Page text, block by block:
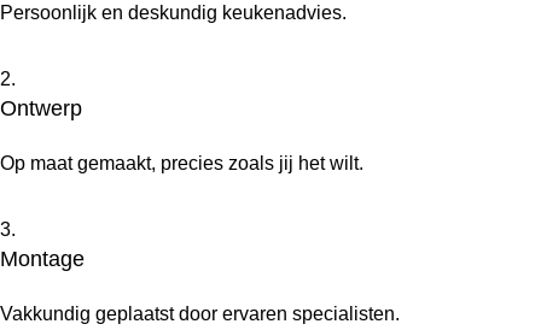
Persoonlijk en deskundig keukenadvies.
2.
Ontwerp
Op maat gemaakt, precies zoals jij het wilt.
3.
Montage
Vakkundig geplaatst door ervaren specialisten.